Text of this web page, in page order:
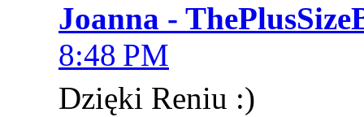
Joanna -
8:48 PM
Dzięki Reniu :)